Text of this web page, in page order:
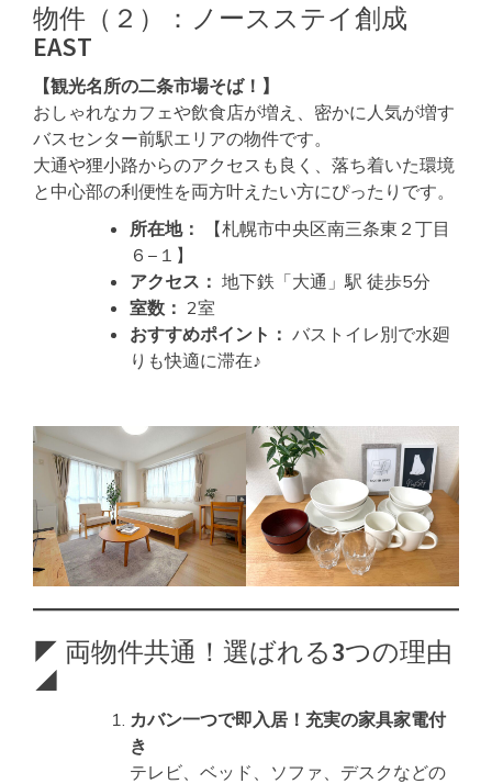
物件（２）：ノースステイ創成
EAST
【観光名所の二条市場そば！】
おしゃれなカフェや飲食店が増え、密かに人気が増す
バスセンター前駅エリアの物件です。
大通や狸小路からのアクセスも良く、落ち着いた環境
と中心部の利便性を両方叶えたい方にぴったりです。
所在地：
【札幌市中央区南三条東２丁目
６−１】
アクセス： 地下鉄「大通」駅 徒歩5分
室数： 2室
おすすめポイント： バストイレ別で水廻
りも快適に滞在♪
◤ 両物件共通！選ばれる3つの理由
◢
カバン一つで即入居！充実の家具家電付
き
テレビ、ベッド、ソファ、デスクなどの